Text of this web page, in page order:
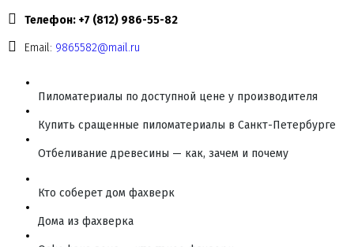
Телефон: +7 (812) 986-55-82
Email: 9865582@mail.ru
Пиломатериалы по доступной цене у производителя
Купить сращенные пиломатериалы в Санкт-Петербурге
Отбеливание древесины — как, зачем и почему
Кто соберет дом фахверк
Дома из фахверка